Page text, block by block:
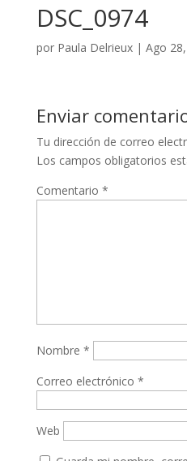
DSC_0974
por Paula Delrieux| Ago
Enviar
Tu dirección de correo
Los campos obligatorios
Comentario *
Nombre *
Correo electrónico *
Web